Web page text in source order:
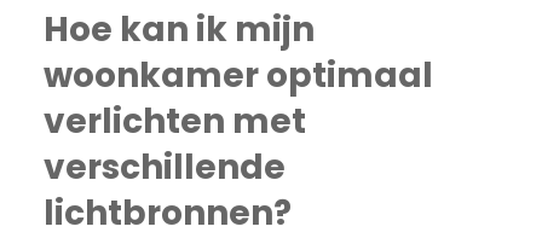
Hoe kan ik mijn
woonkamer optimaal
verlichten met
verschillende
lichtbronnen?